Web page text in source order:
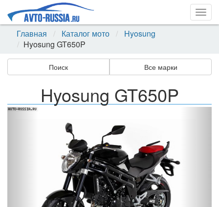
Главная
Каталог мото
Hyosung
Hyosung GT650P
Поиск Все марки
Hyosung GT650P
Назад